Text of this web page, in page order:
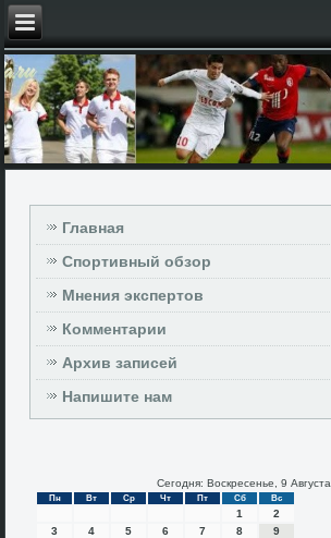
Главная
Спортивный обзор
Мнения экспертов
Комментарии
Архив записей
Напишите нам
Сегодня: Воскресенье, 9 Августа
Пн Вт Ср Чт Пт Сб Вс
1
2
3
4 5 6 7 8
9